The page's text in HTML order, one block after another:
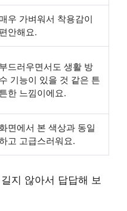
우 가벼워서 착용감이
편안해요.
부드러우면서도 생활 방
수 기능이 있을 것 같은 튼
튼한 느낌이에요.
화면에서 본 색상과 동일
고 고급스러워요.
지 않아서 답답해 보